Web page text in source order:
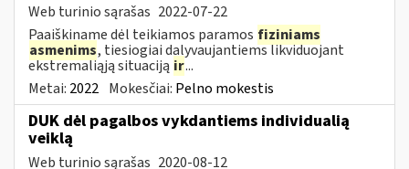
Web turinio sąrašas 2022-07-22
Paaiškiname dėl teikiamos paramos fiziniams
asmenims, tiesiogiai dalyvaujantiems likviduojant
ekstremaliąją situaciją ir...
Metai: 2022 Mokesčiai: Pelno mokestis
DUK dėl pagalbos vykdantiems individualią
veiklą
Web turinio sąrašas 2020-08-12